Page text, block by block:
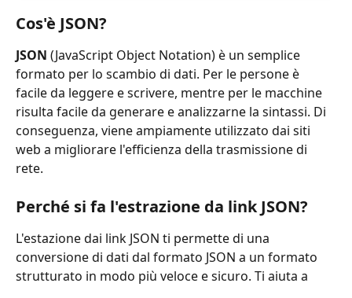
Cos'è JSON?
JSON (JavaScript Object Notation) è un semplice
formato per lo scambio di dati. Per le persone è
facile da leggere e scrivere, mentre per le macchine
risulta facile da generare e analizzarne la sintassi. Di
conseguenza, viene ampiamente utilizzato dai siti
web a migliorare l'efficienza della trasmissione di
rete.
Perché si fa l'estrazione da link JSON?
L'estazione dai link JSON ti permette di una
conversione di dati dal formato JSON a un formato
strutturato in modo più veloce e sicuro. Ti aiuta a